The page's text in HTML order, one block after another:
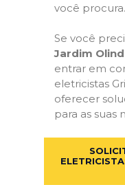
você procura.
Se você
Jardim
entrar em
eletricistas
oferecer
para as suas